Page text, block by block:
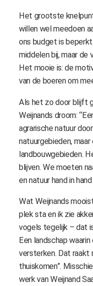
Het grootste
willen wel meedoen
ons budget is
middelen bij, maar de
Het mooie is: de
van de boeren om
Als het zo door blijft
Weijnands droom:
agrarische natuur
natuurgebieden,
landbouwgebieden.
blijven. We moeten
en natuur hand in hand
Wat Weijnands
plek sta en ik zie
vogels tegelijk – dat
Een landschap
versterken. Dat raakt
thuiskomen”.
werk van Weijnand